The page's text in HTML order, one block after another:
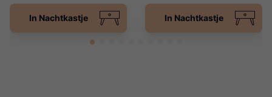
In Nachtkastje In Nachtkastje